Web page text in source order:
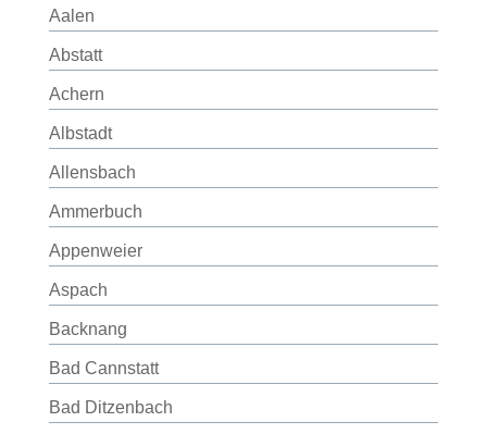
Aalen
Abstatt
Achern
Albstadt
Allensbach
Ammerbuch
Appenweier
Aspach
Backnang
Bad Cannstatt
Bad Ditzenbach